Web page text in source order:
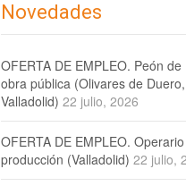
Novedades
OFERTA DE EMPLEO. Peón de
obra pública (Olivares de Duero,
Valladolid) 22 julio, 2026
OFERTA DE EMPLEO.
producción (Valladolid) 22 julio,